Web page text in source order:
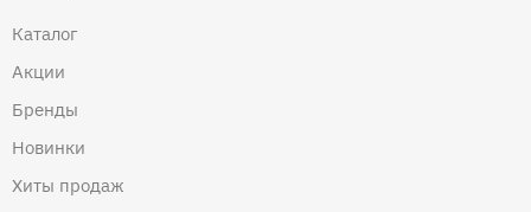
Каталог
Акции
Бренды
Новинки
Хиты продаж